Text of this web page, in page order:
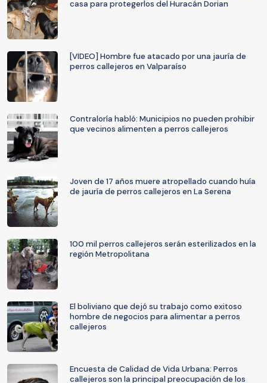
casa para protegerlos del Huracán Dorian
[VIDEO] Hombre fue atacado por una jauría de
perros callejeros en Valparaíso
Contraloría habló: Municipios no pueden prohibir
que vecinos alimenten a perros callejeros
Joven de 17 años muere atropellado cuando huía
de jauría de perros callejeros en La Serena
100 mil perros callejeros serán esterilizados en la
región Metropolitana
El boliviano que dejó su trabajo como exitoso
hombre de negocios para alimentar a perros
callejeros
Encuesta de Calidad de Vida Urbana: Perros
callejeros son la principal preocupación de los